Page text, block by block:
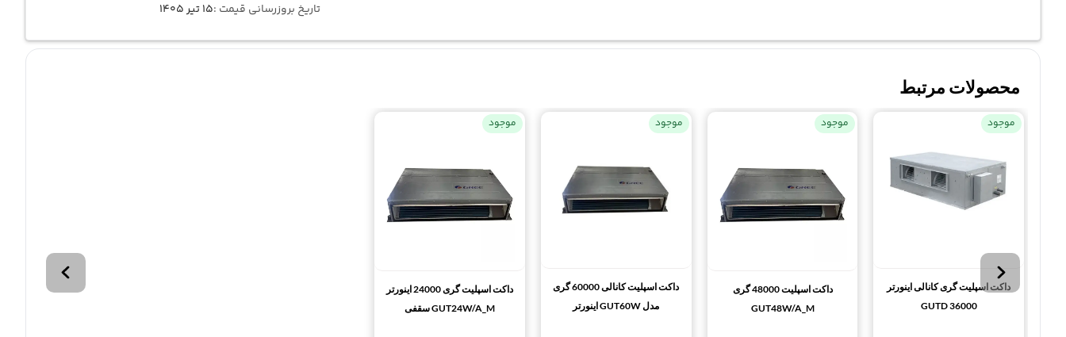
تاریخ بروزرسانی قیمت :۱۵ تیر ۱۴۰۵
محصولات مرتبط
موجود
داکت اسپلیت گری کانالی اینورتر
GUTD 36000
موجود
داکت اسپلیت 48000 گری
GUT48W/A_M
موجود
داکت اسپلیت کانالی 60000 گری
مدل GUT60W اینورتر
موجود
داکت اسپلیت گری 24000 اینورتر
GUT24W/A_M سقفی